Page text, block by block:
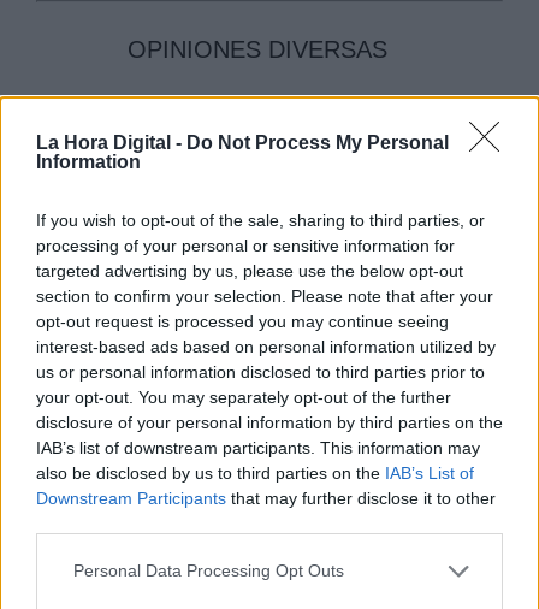
La Hora Digital - Do Not Process My Personal
Information
If you wish to opt-out of the sale, sharing to third parties, or
processing of your personal or sensitive information for
targeted advertising by us, please use the below opt-out
section to confirm your selection. Please note that after your
opt-out request is processed you may continue seeing
interest-based ads based on personal information utilized by
us or personal information disclosed to third parties prior to
your opt-out. You may separately opt-out of the further
disclosure of your personal information by third parties on the
IAB’s list of downstream participants. This information may
also be disclosed by us to third parties on the IAB’s List of
Downstream Participants that may further disclose it to other
Personal Data Processing Opt Outs
OPINIONES DIVERSAS
¿La ciudadanía de Occidente
es consciente del riesgo de
Álvaro Frutos Rosado y Gabinete
Geopolítica de Crisis
Suelta y confía
Por María Comesaña
Votantes y votados
Por Juan Manuel Beltrán
El Conflicto de Oriente Medio:
Por Álvaro Frutos Rosado y Gabinete